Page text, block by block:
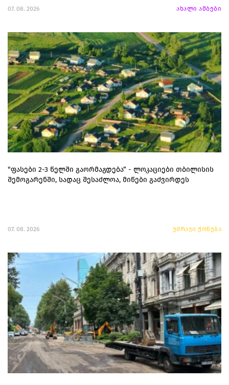
07. 08. 2026 ახალი ამბები
"ფასები 2-3 წელში გაორმაგდება“ - ლოკაციები თბილისის
შემოგარენში, სადაც შესაძლოა, მიწები გაძვირდეს
07. 08. 2026 უძრავი ქონება